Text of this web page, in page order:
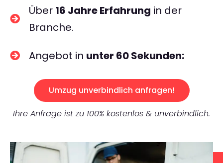
Über 16 Jahre Erfahrung in der
Branche.
Angebot in unter 60 Sekunden:
Umzug unverbindlich anfragen!
Ihre Anfrage ist zu 100% kostenlos & unverbindlich.